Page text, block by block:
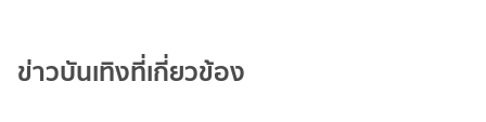
ข่าวบันเทิงที่เกี่ยวข้อง